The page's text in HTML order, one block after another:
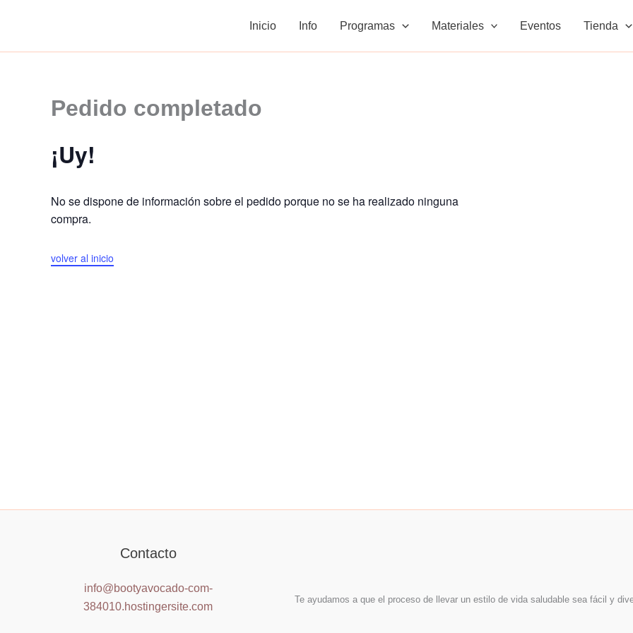
Inicio Info Programas Materiales Eventos Tienda
Pedido completado
¡Uy!
No se dispone de información sobre el pedido porque no se ha realizado ninguna
compra.
volver al inicio
Contacto
info@bootyavocado-com-
384010.hostingersite.com
Te ayudamos a que el proceso de llevar un estilo de vida saludable sea fácil y